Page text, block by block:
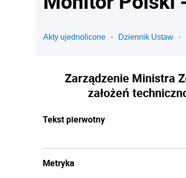
Akty ujednolicone Dziennik Ustaw
Zarządzenie Ministra
założeń
Tekst pierwotny
Metryka